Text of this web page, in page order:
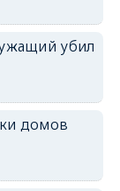
erid: 2SDnjdvhGXG
убил
домов